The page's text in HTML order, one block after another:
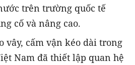
trên trường quốc tế
cố và nâng cao.
vây, cấm vận kéo dài trong
Nam đã thiết lập quan hệ